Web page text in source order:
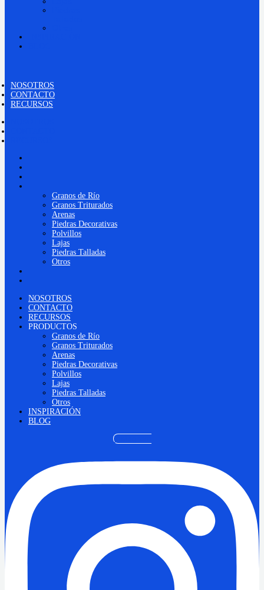
NOSOTROS
CONTACTO
RECURSOS
Granos de Río
Granos Triturados
Arenas
Piedras Decorativas
Polvillos
Lajas
Piedras Talladas
Otros
NOSOTROS
CONTACTO
RECURSOS
PRODUCTOS
Granos de Río
Granos Triturados
Arenas
Piedras Decorativas
Polvillos
Lajas
Piedras Talladas
Otros
INSPIRACIÓN
BLOG
Instagram